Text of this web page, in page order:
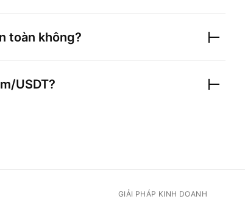
toàn không?
USDT?
GIẢI PHÁP KINH DOANH